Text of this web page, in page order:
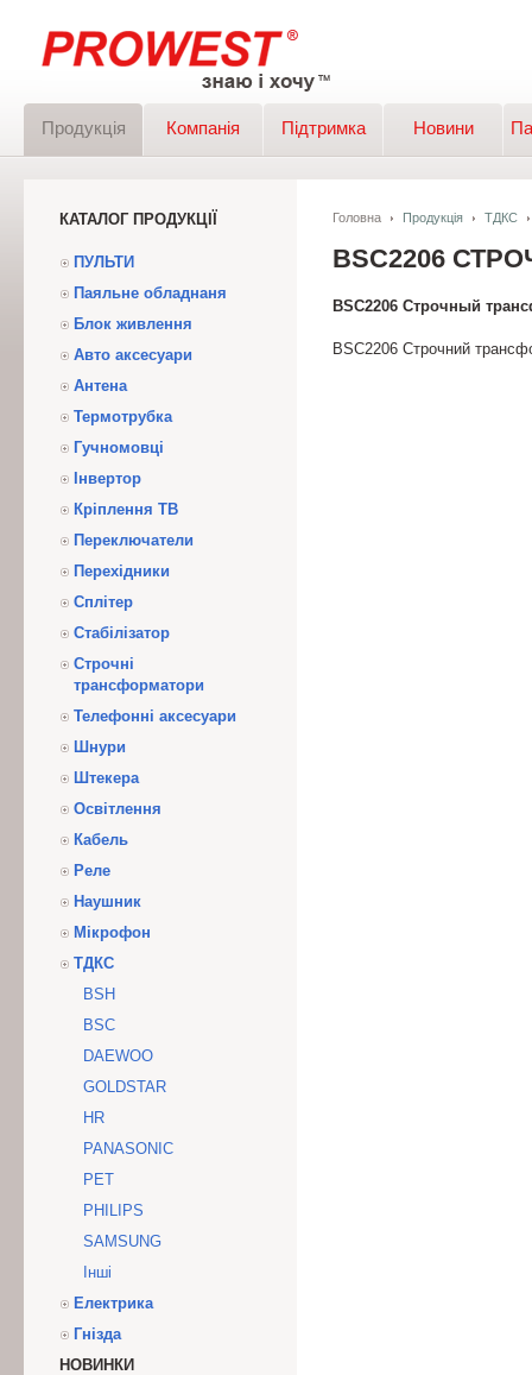
Продукція Компанія Підтримка Новини
КАТАЛОГ ПРОДУКЦІЇ
ПУЛЬТИ
Паяльне обладнаня
Блок живлення
Авто аксесуари
Антена
Термотрубка
Гучномовці
Інвертор
Кріплення ТВ
Переключатели
Перехідники
Сплітер
Стабілізатор
Строчні
трансформатори
Телефонні аксесуари
Шнури
Штекера
Освітлення
Кабель
Реле
Наушник
Мікрофон
ТДКС
BSH
BSC
DAEWOO
GOLDSTAR
HR
PANASONIC
PET
PHILIPS
SAMSUNG
Інші
Електрика
Гнізда
НОВИНКИ
Головна Продукція ТДКС
BSC2206
BSC2206 Строчный
BSC2206 Строчний